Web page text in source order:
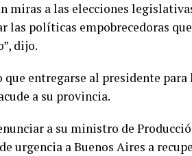
miras a las elecciones
las políticas empobrecedoras
dijo.
que entregarse al presidente para
a su provincia.
a su ministro de
urgencia a Buenos Aires a